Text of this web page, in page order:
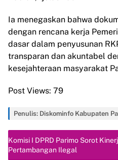
Ia menegaskan bahwa
dengan rencana kerja
dasar dalam penyusunan
transparan dan akuntabel
kesejahteraan masyarakat
Post Views: 79
Penulis: Diskominfo Kabupaten
Komisi I DPRD Parimo Sorot
Pertambangan Ilegal